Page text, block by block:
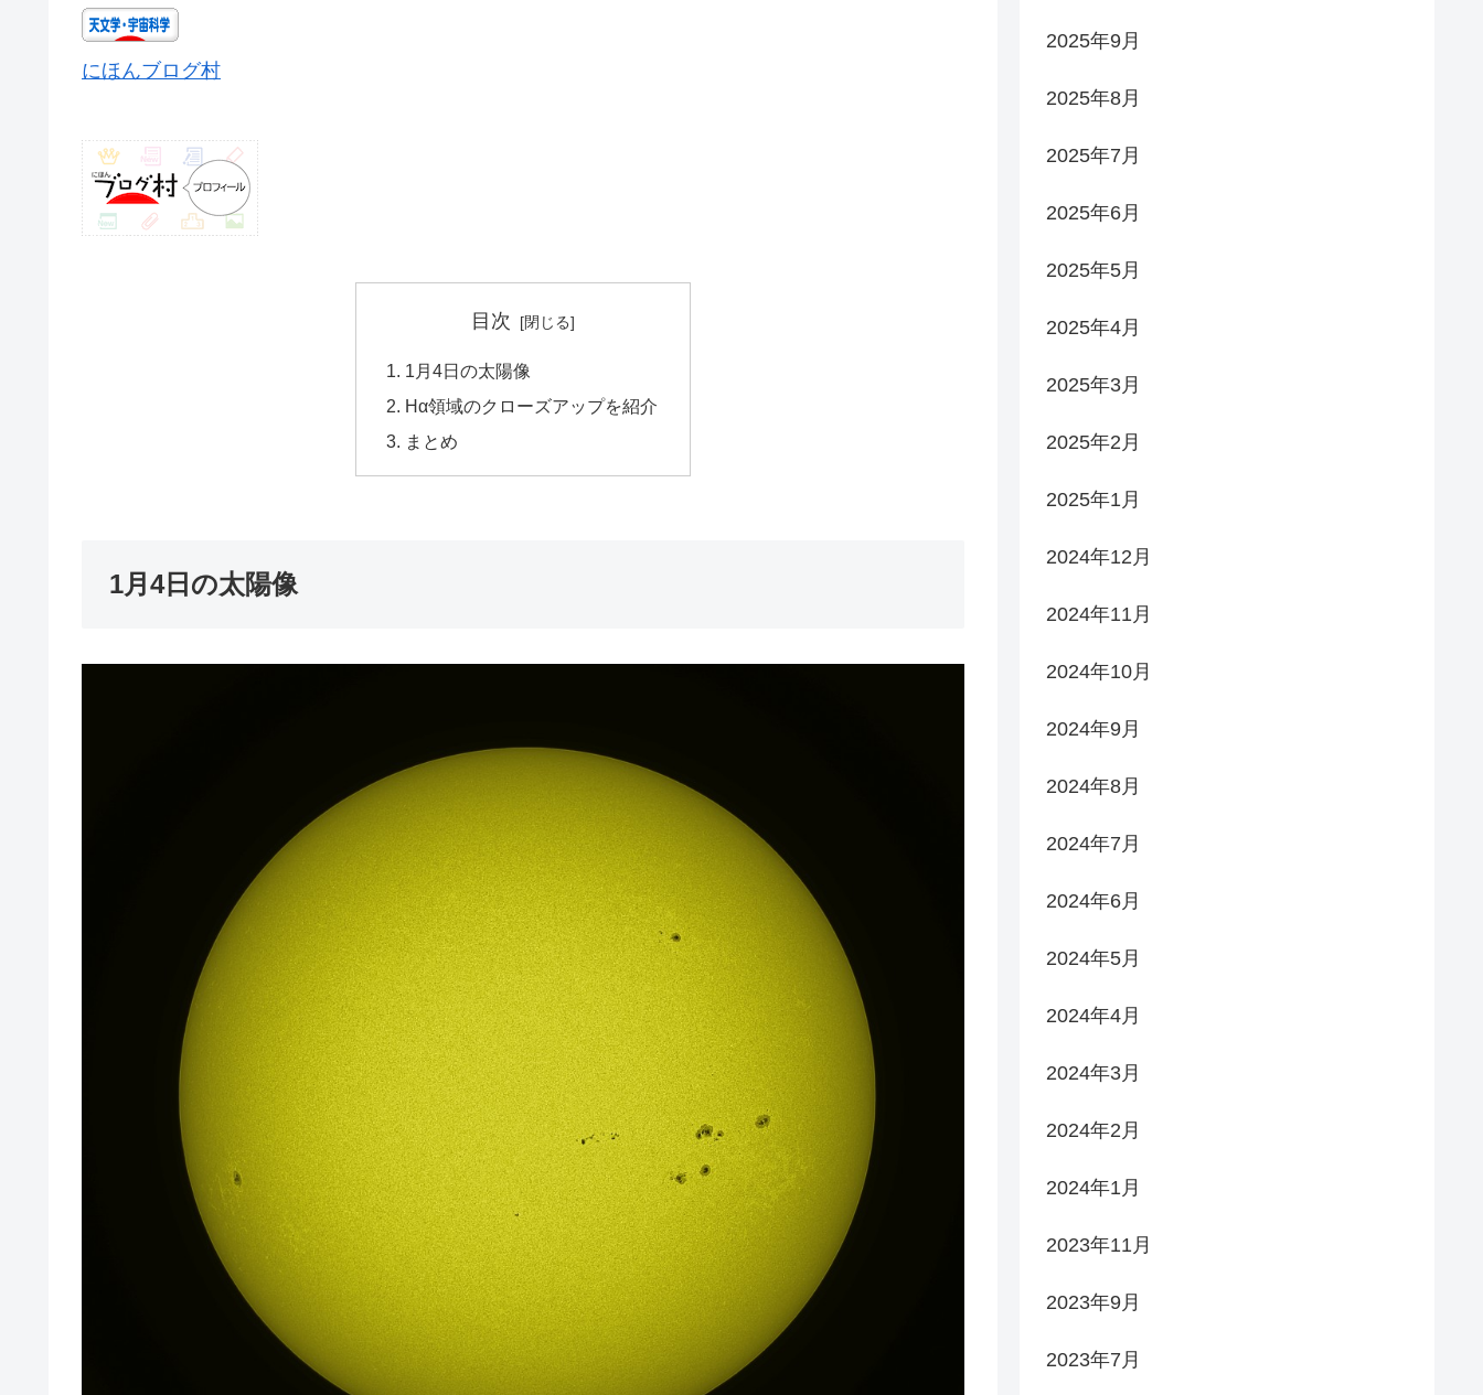
にほんブログ村
目次
1月4日の太陽像
Hα領域のクローズアップを紹介
まとめ
1月4日の太陽像
2025年9月
2025年8月
2025年7月
2025年6月
2025年5月
2025年4月
2025年3月
2025年2月
2025年1月
2024年12月
2024年11月
2024年10月
2024年9月
2024年8月
2024年7月
2024年6月
2024年5月
2024年4月
2024年3月
2024年2月
2024年1月
2023年11月
2023年9月
2023年7月